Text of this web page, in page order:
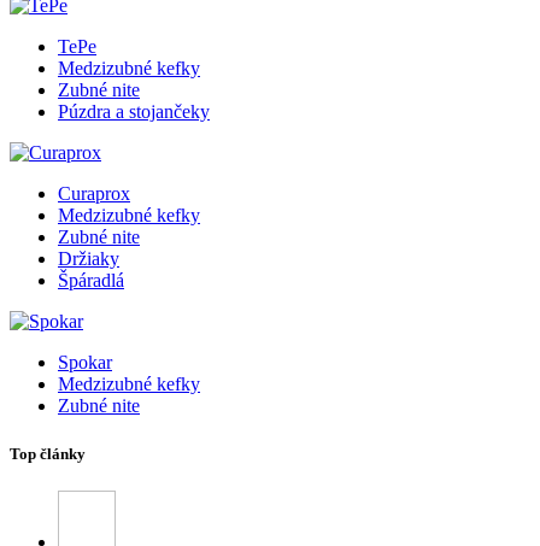
TePe
Medzizubné kefky
Zubné nite
Púzdra a stojančeky
Curaprox
Medzizubné kefky
Zubné nite
Držiaky
Špáradlá
Spokar
Medzizubné kefky
Zubné nite
Top články